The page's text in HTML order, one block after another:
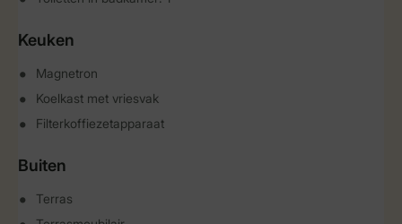
Keuken
Magnetron
Koelkast met vriesvak
Filterkoffiezetapparaat
Buiten
Terras